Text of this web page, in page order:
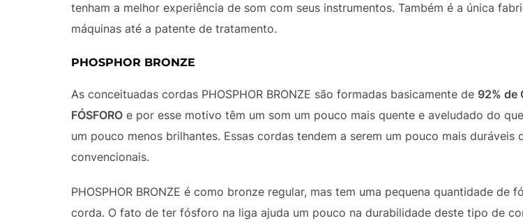
tenham a melhor experiência de som com seus instrumentos. Também é a única
máquinas até a patente de tratamento.
PHOSPHOR BRONZE
As conceituadas cordas PHOSPHOR BRONZE são formadas basicamente de 92% de
FÓSFORO e por esse motivo têm um som um pouco mais quente e aveludado do
um pouco menos brilhantes. Essas cordas tendem a serem um pouco mais duráveis
convencionais.
PHOSPHOR BRONZE é como bronze regular, mas tem uma pequena quantidade
corda. O fato de ter fósforo na liga ajuda um pouco na durabilidade deste tipo de